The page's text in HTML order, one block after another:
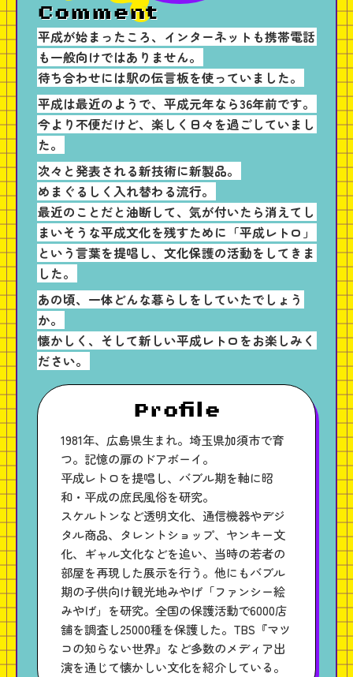
Comment
平成が始まったころ、インターネットも携帯電話
も一般向けではありません。
待ち合わせには駅の伝言板を使っていました。
平成は最近のようで、平成元年なら36年前です。
今より不便だけど、楽しく日々を過ごしていまし
た。
次々と発表される新技術に新製品。
めまぐるしく入れ替わる流行。
最近のことだと油断して、気が付いたら消えてし
まいそうな平成文化を残すために「平成レトロ」
という言葉を提唱し、文化保護の活動をしてきま
した。
あの頃、一体どんな暮らしをしていたでしょう
か。
懐かしく、そして新しい平成レトロをお楽しみく
ださい。
Profile
1981年、広島県生まれ。埼玉県加須市で育
つ。記憶の扉のドアボーイ。
平成レトロを提唱し、バブル期を軸に昭
和・平成の庶民風俗を研究。
スケルトンなど透明文化、通信機器やデジ
タル商品、タレントショップ、ヤンキー文
化、ギャル文化などを追い、当時の若者の
部屋を再現した展示を行う。他にもバブル
期の子供向け観光地みやげ「ファンシー絵
みやげ」を研究。全国の保護活動で6000店
舗を調査し25000種を保護した。TBS『マツ
コの知らない世界』など多数のメディア出
演を通じて懐かしい文化を紹介している。